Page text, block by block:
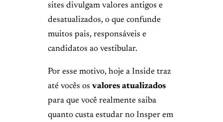
sites divulgam valores antigos e
desatualizados, o que confunde
muitos pais, responsáveis e
candidatos ao vestibular.
Por esse motivo, hoje a Inside traz
até vocês os valores atualizados
para que você realmente saiba
quanto custa estudar no Insper em